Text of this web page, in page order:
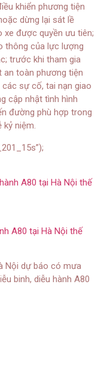
khiển phương tiện
dừng lại sát lề
được quyền ưu tiên;
thông của lực lượng
trước khi tham gia
an toàn phương tiện
sự cố, tai nạn giao
cập nhật tình hình
đường phù hợp trong
kỷ niệm.
A80 tại Hà Nội thế
Nội dự báo có mưa
binh, diễu hành A80